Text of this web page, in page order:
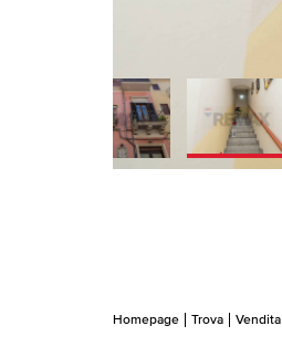
Homepage Trova Vendita